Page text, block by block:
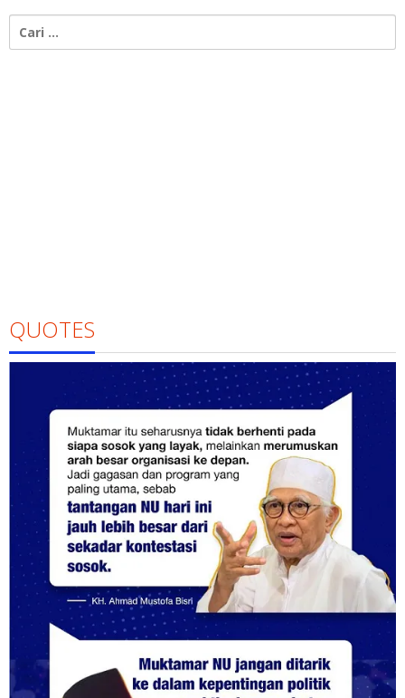
untuk:
QUOTES